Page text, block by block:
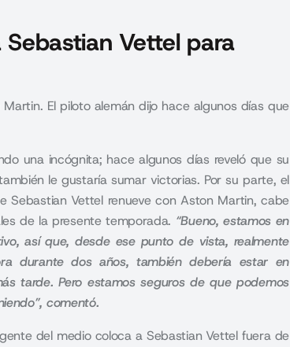
Vettel para
El piloto alemán dijo hace algunos días que
una incógnita; hace algunos días reveló que su
le gustaría sumar victorias. Por su parte, el
Vettel renueve con Aston Martin, cabe
de la presente temporada. “Bueno, estamos en
así que, desde ese punto de vista, realmente
durante dos años, también debería estar en
tarde. Pero estamos seguros de que podemos
comentó.
del medio coloca a Sebastian Vettel fuera de